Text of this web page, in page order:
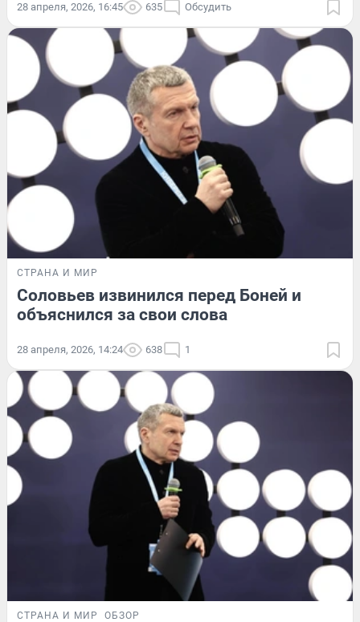
28 апреля, 2026, 16:45 635 Обсудить
СТРАНА И МИР
Соловьев извинился перед Боней и
объяснился за свои слова
28 апреля, 2026, 14:24 638 1
СТРАНА И МИР ОБЗОР